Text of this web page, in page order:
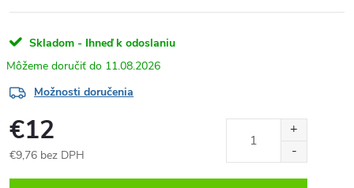
Skladom - Ihneď k odoslaniu
11.08.2026
Možnosti doručenia
€12
€9,76 bez DPH